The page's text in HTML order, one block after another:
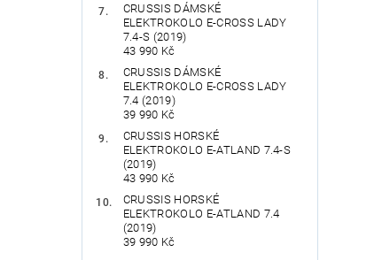
CRUSSIS DÁMSKÉ
ELEKTROKOLO E-CROSS LADY
7.4-S (2019)
43 990 Kč
CRUSSIS DÁMSKÉ
ELEKTROKOLO E-CROSS LADY
7.4 (2019)
39 990 Kč
CRUSSIS HORSKÉ
ELEKTROKOLO E-ATLAND 7.4-S
(2019)
43 990 Kč
CRUSSIS HORSKÉ
ELEKTROKOLO E-ATLAND 7.4
(2019)
39 990 Kč